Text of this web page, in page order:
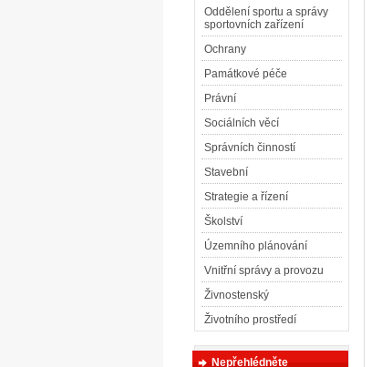
Oddělení sportu a správy
sportovních zařízení
Ochrany
Památkové péče
Právní
Sociálních věcí
Správních činností
Stavební
Strategie a řízení
Školství
Územního plánování
Vnitřní správy a provozu
Živnostenský
Životního prostředí
Nepřehlédněte